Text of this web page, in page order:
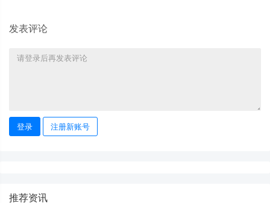
发表评论
登录 注册新账号
推荐资讯